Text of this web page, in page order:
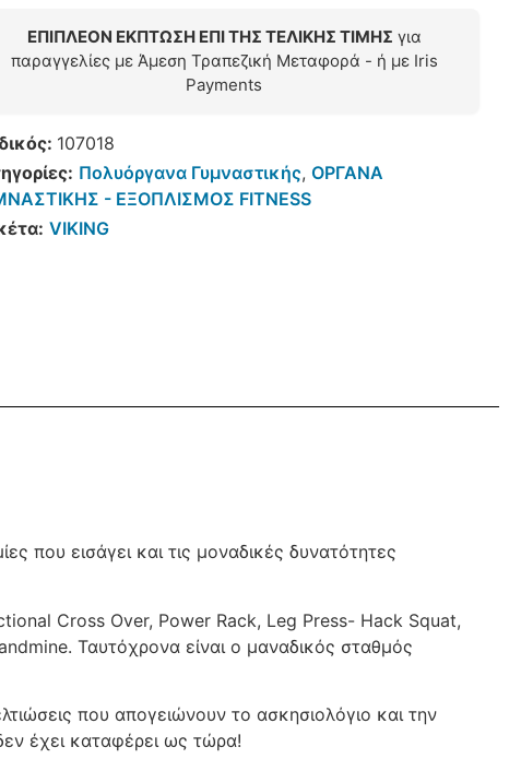
ΕΠΙΠΛΕΟΝ ΕΚΠΤΩΣΗ ΕΠΙ ΤΗΣ ΤΕΛΙΚΗΣ ΤΙΜΗΣ για
παραγγελίες με Άμεση Τραπεζική Μεταφορά - ή με Iris
Payments
107018
Πολυόργανα Γυμναστικής, ΟΡΓΑΝΑ
- ΕΞΟΠΛΙΣΜΟΣ FITNESS
VIKING
που εισάγει και τις μοναδικές δυνατότητες
Cross Over, Power Rack, Leg Press- Hack Squat,
Ταυτόχρονα είναι ο μαναδικός σταθμός
που απογειώνουν το ασκησιολόγιο και την
έχει καταφέρει ως τώρα!